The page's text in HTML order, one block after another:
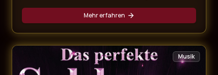
Show voller Nostalgie, Glamour und unvergesslicher
Musik! Unsere ABBA Dinner Show kombiniert ein
exklusives mehrgängiges Menü mit einer
atemberaubenden Live-Performance der größten
ABBA-Hits – ein Abend, der alle Sinne begeistert.
Mehr erfahren
Musik